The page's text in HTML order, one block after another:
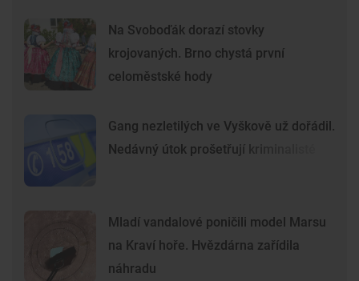
Na Svoboďák dorazí stovky
krojovaných. Brno chystá první
celoměstské hody
Gang nezletilých ve Vyškově už dořádil.
Nedávný útok prošetřují kriminalisté
Mladí vandalové poničili model Marsu
na Kraví hoře. Hvězdárna zařídila
náhradu